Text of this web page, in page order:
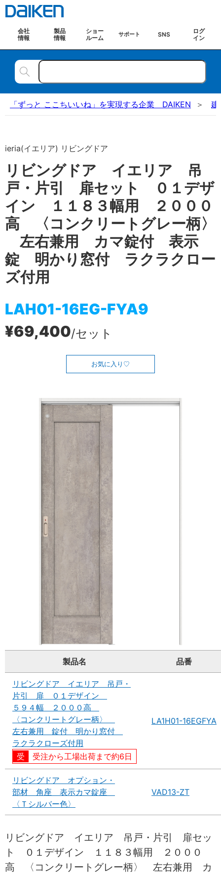
会社
情報
製品
情報
ショー
ルーム
サポート SNS
ログ
イン
「ずっと ここちいいね」を実現する企業 DAIKEN 建
ieria(イエリア) リビングドア
リビングドア イエリア 吊
戸・片引 扉セット ０１デザ
イン １１８３幅用 ２０００
高 〈コンクリートグレー柄〉
左右兼用 カマ錠付 表示
錠 明かり窓付 ラクラクロー
ズ付用
LAH01-16EG-FYA9
¥69,400/セット
お気に入り
製品名 品番
リビングドア イエリア 吊戸・
片引 扉 ０１デザイン
５９４幅 ２０００高
〈コンクリートグレー柄〉
左右兼用 錠付 明かり窓付
ラクラクローズ付用
受注から工場出荷まで約6日
LA1H01-16EGFYA
リビングドア オプション・
部材 角座 表示カマ錠座
〈Ｔシルバー色〉
VAD13-ZT
リビングドア イエリア 吊戸・片引 扉セッ
ト ０１デザイン １１８３幅用 ２０００
高 〈コンクリートグレー柄〉 左右兼用 カ